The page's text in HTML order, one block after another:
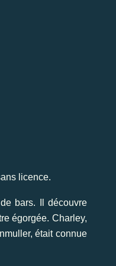
licence.
bars. Il découvre
égorgée. Charley,
était connue